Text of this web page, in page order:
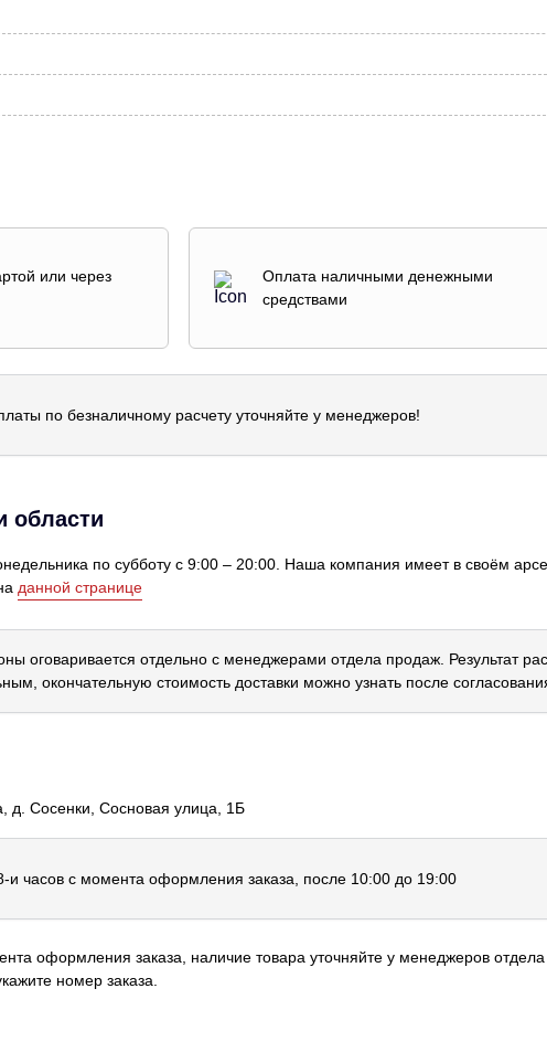
или через
Оплата наличными денежными
средствами
по безналичному расчету уточняйте у менеджеров!
области
по субботу с 9:00 – 20:00. Наша компания имеет в своём
данной странице
оговаривается отдельно с менеджерами отдела продаж. Результат
окончательную стоимость доставки можно узнать после
д. Сосенки, Сосновая улица, 1Б
и часов с момента оформления заказа, после 10:00 до 19:00
оформления заказа, наличие товара уточняйте у менеджеров отдела
номер заказа.